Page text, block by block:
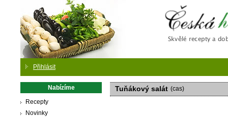
Přihlásit
Nabízíme
Recepty
Novinky
Tuňákový salát (cas)